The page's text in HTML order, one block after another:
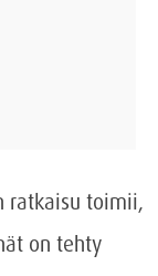
ratkaisu toimii,
on tehty